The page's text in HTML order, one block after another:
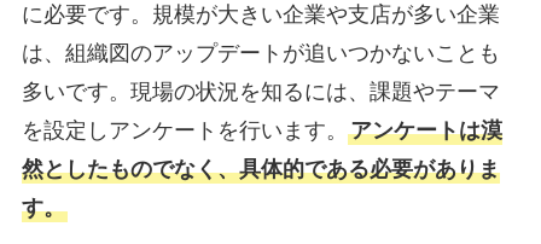
に必要です。規模が大きい企業や支店が多い企業
は、組織図のアップデートが追いつかないことも
多いです。現場の状況を知るには、課題やテーマ
を設定しアンケートを行います。 アンケートは漠
然としたものでなく、具体的である必要がありま
す。